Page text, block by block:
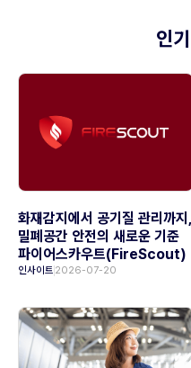
인
화재감지에서 공기질 관리까지,
밀폐공간 안전의 새로운 기준
파이어스카우트(FireScout)
인사이트 2026-07-20